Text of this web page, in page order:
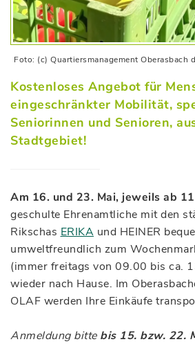
Foto: (c) Quartiersmanagement Oberasbach
Kostenloses Angebot für
eingeschränkter Mobilität,
Seniorinnen und Senioren,
Stadtgebiet!
Am 16. und 23. Mai, jeweils ab
geschulte Ehrenamtliche mit den
Rikschas ERIKA und HEINER
umweltfreundlich zum
(immer freitags von 09.00 bis ca.
wieder nach Hause. Im
OLAF werden Ihre Einkäufe
Anmeldung bitte bis 15. bzw. 22.